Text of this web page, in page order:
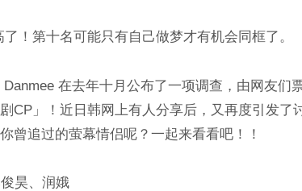
！第十名可能只有自己做梦才有机会同框了。
在去年十月公布了一项调查，由网友们
CP」！近日韩网上有人分享后，又再度引发了
曾追过的萤幕情侣呢？一起来看看吧！！
昊、润娥